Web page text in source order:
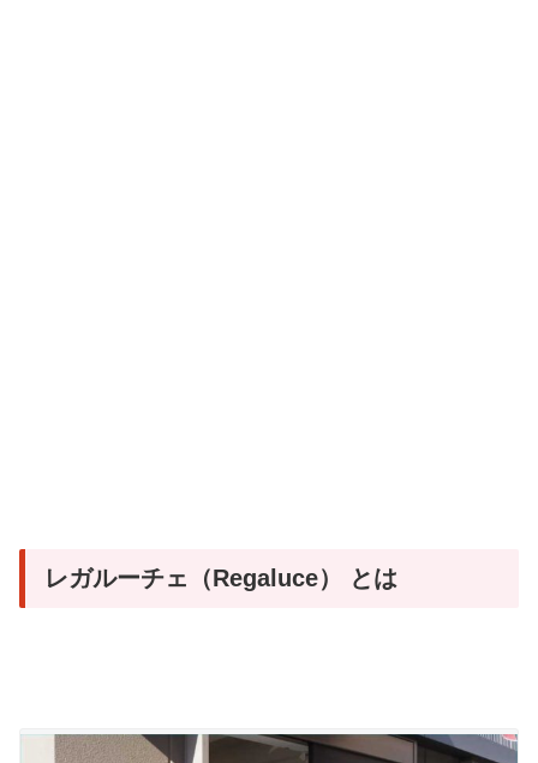
レガルーチェ（Regaluce） とは